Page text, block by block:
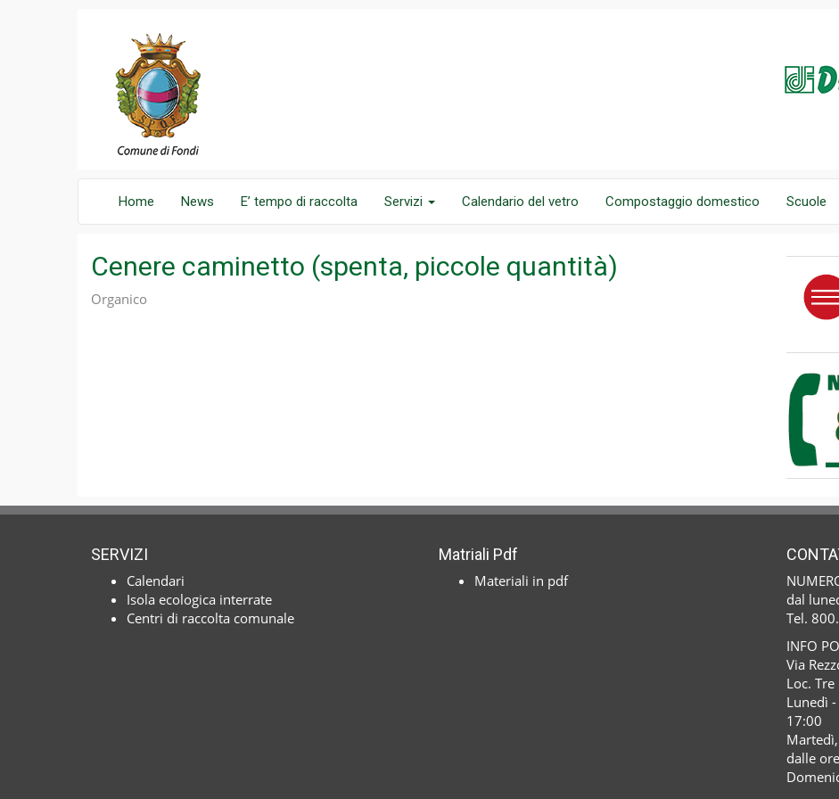
Home News E’ tempo di raccolta Servizi Calendario del vetro Compostaggio domestico Scuole
Cenere caminetto (spenta, piccole quantità)
Organico
SERVIZI
Calendari
Isola ecologica interrate
Centri di raccolta comunale
Matriali Pdf
Materiali in pdf
dal
Tel.
INFO
Via
Loc.
Lunedì
17:00
dalle